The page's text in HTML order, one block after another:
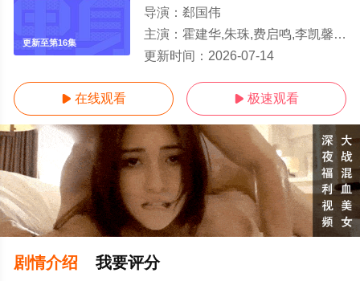
更新至第16集
导演： 郄国伟
主演： 霍建华,朱珠,费启鸣,李凯馨,范静祎,张瑶,刘佳,董思怡,李易祥
更新时间： 2026-07-14
 在线观看  极速观看
剧情介绍 我要评分